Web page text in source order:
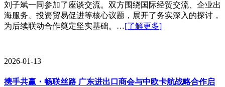
刘子斌一同参加了座谈交流。双方围绕国际经贸交流、企业出
海服务、投资贸易促进等核心议题，展开了务实深入的探讨，
为后续联动合作奠定坚实基础。…[了解更多]
2026-01-13
携手共赢・畅联丝路 广东进出口商会与中欧卡航战略合作启